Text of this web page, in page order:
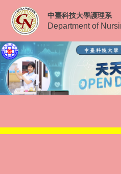
到
要
內
容
區
中臺科技大學護理系
Department of